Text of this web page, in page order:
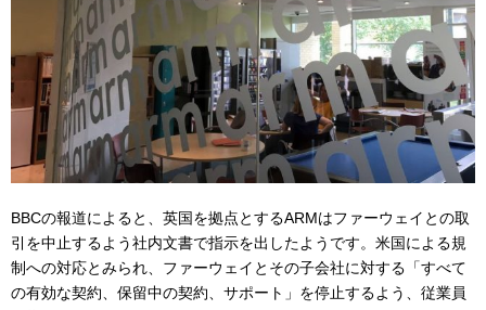
BBCの報道によると、英国を拠点とするARMはファーウェイとの取
引を中止するよう社内文書で指示を出したようです。米国による規
制への対応とみられ、ファーウェイとその子会社に対する「すべて
の有効な契約、保留中の契約、サポート」を停止するよう、従業員